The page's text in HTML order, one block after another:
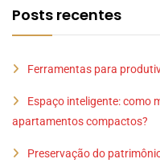
Posts recentes
Ferramentas para
Espaço inteligente: como
apartamentos compactos?
Preservação do